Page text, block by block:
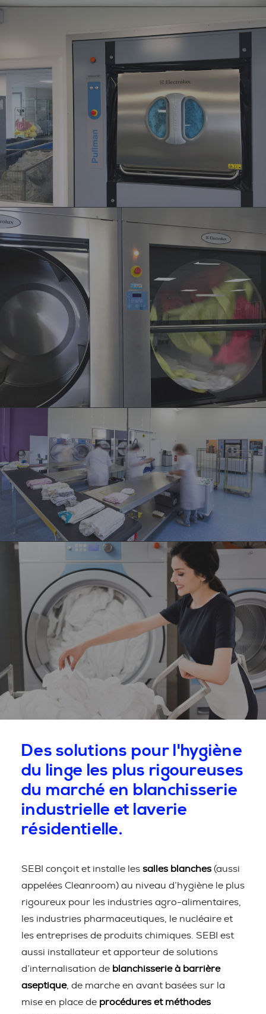
Des solutions pour l'hygiène
du linge les plus rigoureuses
du marché en blanchisserie
industrielle et laverie
résidentielle.
SEBI conçoit et installe les salles blanches (aussi
appelées Cleanroom) au niveau d’hygiène le plus
rigoureux pour les industries agro-alimentaires,
les industries pharmaceutiques, le nucléaire et
les entreprises de produits chimiques. SEBI est
aussi installateur et apporteur de solutions
d’internalisation de blanchisserie à barrière
aseptique, de marche en avant basées sur la
mise en place de procédures et méthodes